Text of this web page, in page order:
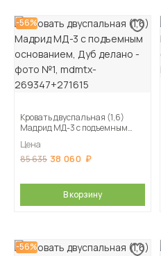
-56%
Кровать двуспальная (1,6)
Мадрид МД-3 с подъемным
Цена
85 635 38 060
В корзину
-56%